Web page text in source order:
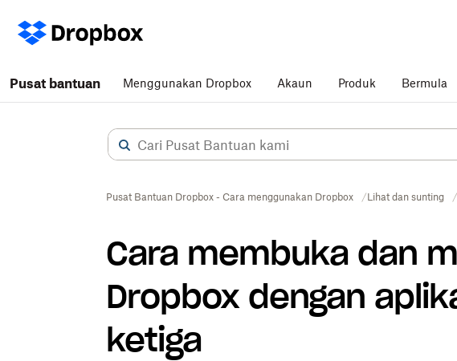
Pusat bantuan Menggunakan Dropbox Akaun Produk Bermula
Pusat Bantuan Dropbox - Cara menggunakan Dropbox Lihat dan sunting
Cara membuka dan
Dropbox dengan
ketiga